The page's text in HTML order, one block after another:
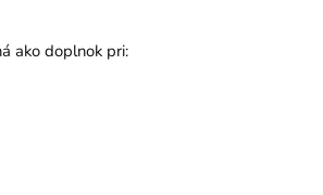
ako doplnok pri: